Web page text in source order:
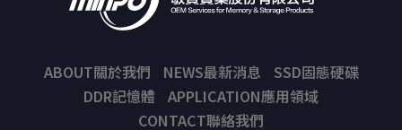
ABOUT關於我們 NEWS最新消息
SSD固態硬碟
DDR記憶體
APPLICATION應用領域
CONTACT聯絡我們